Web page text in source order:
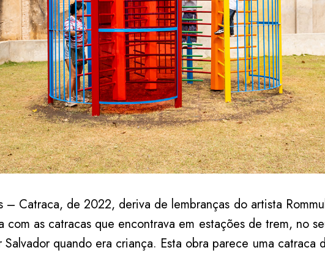
– Catraca, de 2022, deriva de lembranças do artista
com as catracas que encontrava em estações de trem, no
Salvador quando era criança. Esta obra parece uma catraca